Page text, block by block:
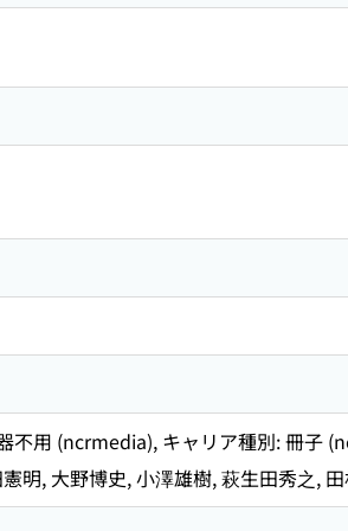
用 (ncrmedia), キャリア種別: 冊子
明, 大野博史, 小澤雄樹, 萩生田秀之,